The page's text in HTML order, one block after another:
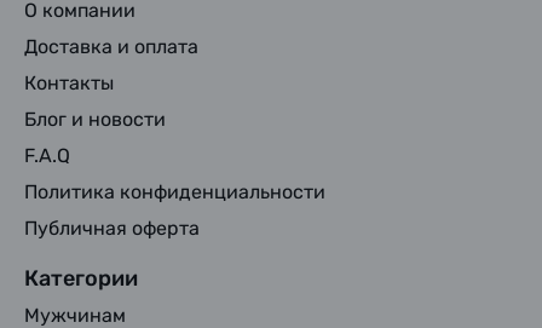
О компании
Доставка и оплата
Контакты
Блог и новости
F.A.Q
Политика конфиденциальности
Публичная оферта
Категории
Мужчинам